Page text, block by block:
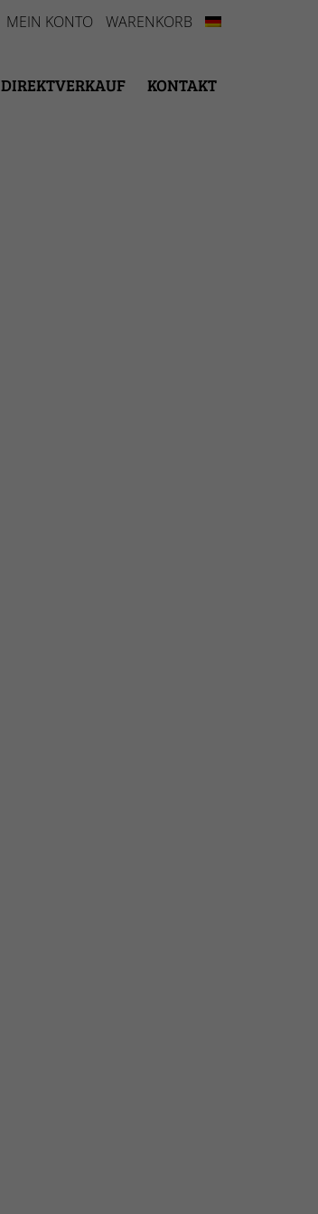
MEIN KONTO WARENKORB
DIREKTVERKAUF KONTAKT